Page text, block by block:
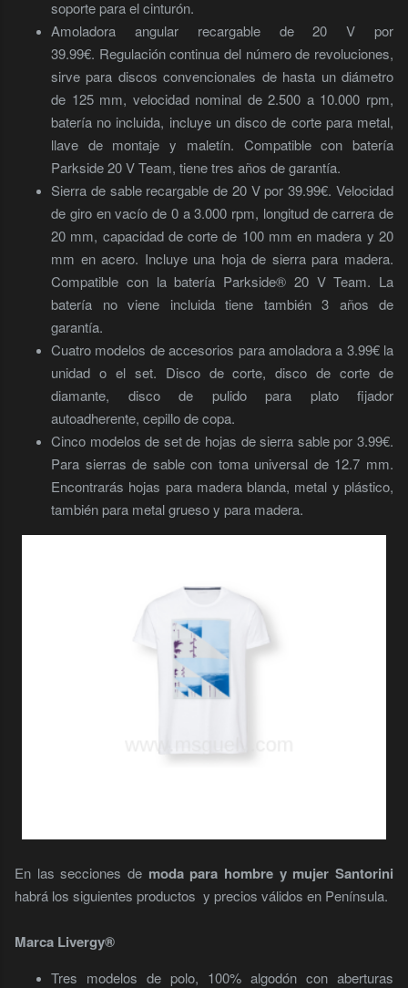
soporte para el cinturón.
Amoladora angular recargable de 20 V por
39.99€. Regulación continua del número de revoluciones,
sirve para discos convencionales de hasta un diámetro
de 125 mm, velocidad nominal de 2.500 a 10.000 rpm,
batería no incluida, incluye un disco de corte para metal,
llave de montaje y maletín. Compatible con batería
Parkside 20 V Team, tiene tres años de garantía.
Sierra de sable recargable de 20 V por 39.99€. Velocidad
de giro en vacío de 0 a 3.000 rpm, longitud de carrera de
20 mm, capacidad de corte de 100 mm en madera y 20
mm en acero. Incluye una hoja de sierra para madera.
Compatible con la batería Parkside® 20 V Team. La
batería no viene incluida tiene también 3 años de
garantía.
Cuatro modelos de accesorios para amoladora a 3.99€ la
unidad o el set. Disco de corte, disco de corte de
diamante, disco de pulido para plato fijador
autoadherente, cepillo de copa.
Cinco modelos de set de hojas de sierra sable por 3.99€.
Para sierras de sable con toma universal de 12.7 mm.
Encontrarás hojas para madera blanda, metal y plástico,
también para metal grueso y para madera.
En las secciones de moda para hombre y mujer Santorini
habrá los siguientes productos y precios válidos en Península.
Marca Livergy®
Tres modelos de polo, 100% algodón con aberturas